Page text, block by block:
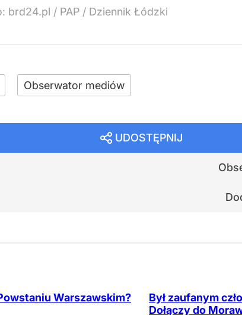
brd24.pl / PAP / Dziennik Łódzki
Obserwator mediów
UDOSTĘPNIJ
Warszawskim?
Był zaufanym
Dołączy do